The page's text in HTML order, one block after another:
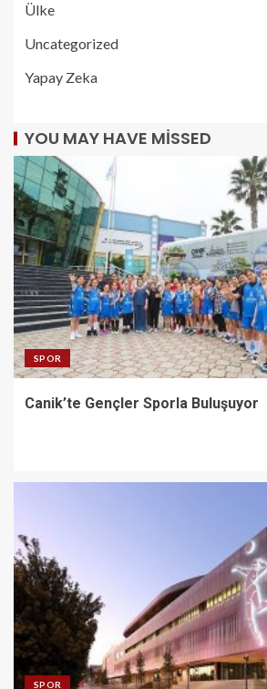
Ülke
Uncategorized
Yapay Zeka
YOU MAY HAVE MISSED
SPOR
Canik’te Gençler Sporla Buluşuyor
SPOR